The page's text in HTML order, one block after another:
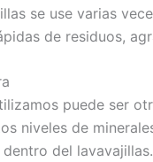
se use varias
de residuos,
puede ser
niveles de
del